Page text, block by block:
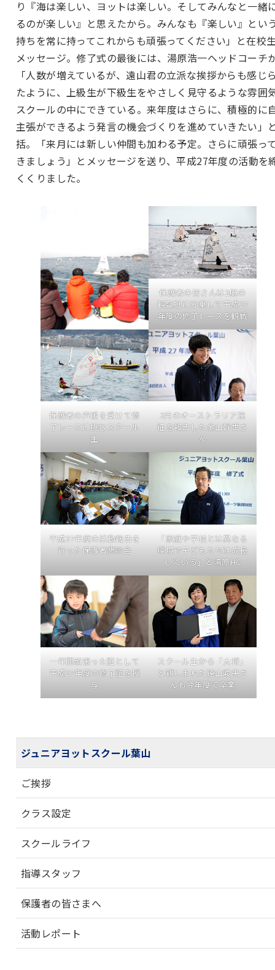
り『海は楽しい、ヨットは楽しい。そしてみんなと一緒
るのが楽しい』と思えたから。みんなも『楽しい』とい
持ちを常に持ってこれからも頑張ってください」と在校
メッセージ。修了式の最後には、湯原浩一ヘッドコーチ
「人数が増えているが、遠山君の立派な挨拶からも感じ
たように、上級生が下級生をやさしく見守るような雰囲
スクールの中にできている。来年度はさらに、積極的に
主張ができるよう発言の機会づくりを進めていきたい」
括。「来月には新しい仲間も加わる予定。さらに頑張っ
きましょう」とメッセージを送り、平成27年度の活動を
くくりました。
保護者の皆さんは2艇の
観覧艇に分乗して平成27
年度の修了レースを観戦
保護者の声援を受けて修
了レースに挑むスクール
生
2月のオーストラリア遠
征を報告した金山幹世さ
ん
平成27年度の活動報告を
行った保護者懇談会
「家庭や学校とは異なる
環境で子どもたちは成長
している」と湯原HC
一年間頑張った証として
平成27年度の修了証を授
与
スクール生から「大将」
と親しまれた遠山峻矢さ
んも今年度で卒業
ジュニアヨットスクール葉山
ご挨拶
クラス設定
スクールライフ
指導スタッフ
保護者の皆さまへ
活動レポート